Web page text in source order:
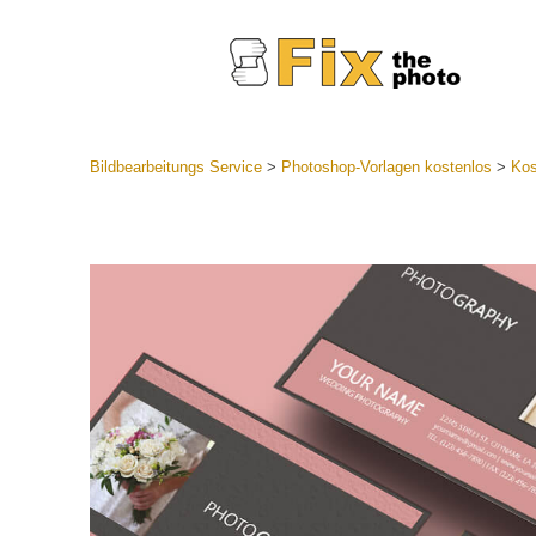
Günstige
Mobile
Bildbearbeitungs Service> Photoshop-Vorlagen kostenlos >